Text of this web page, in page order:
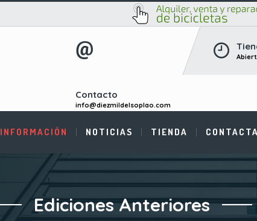
Contacto
info@diezmildelsoplao.com
INFORMACIÓN NOTICIAS TIENDA
Ediciones Anteriores